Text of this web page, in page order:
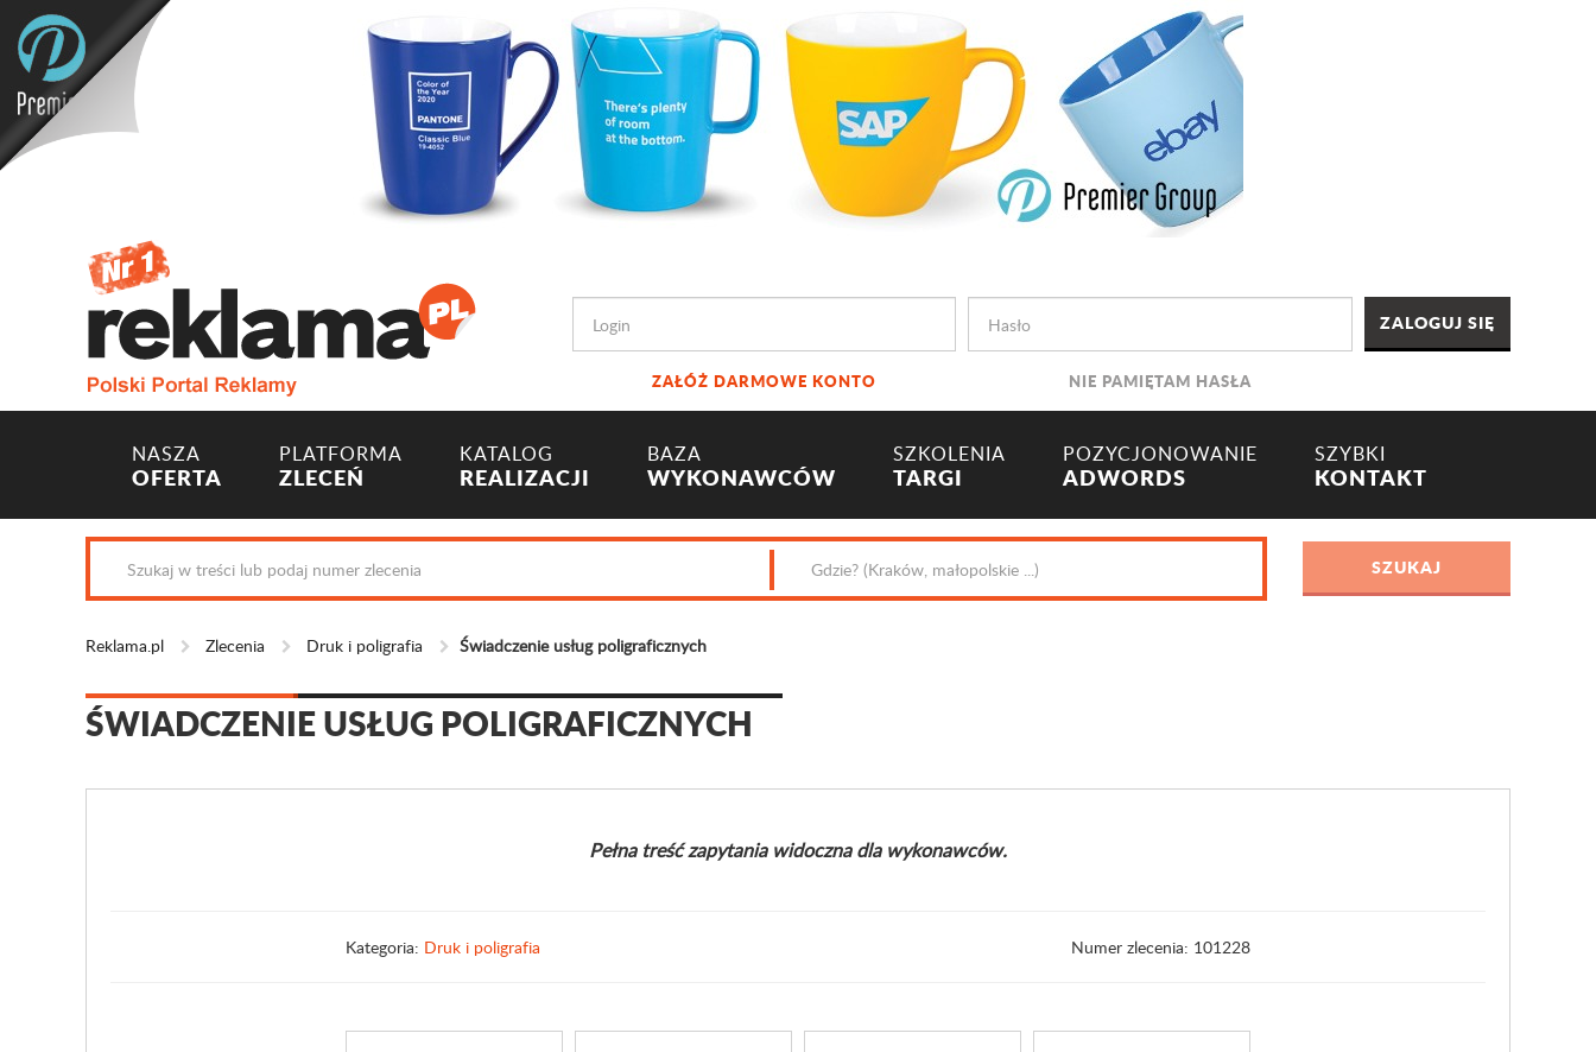
ZAŁÓŻ DARMOWE KONTO NIE PAMIĘTAM HASŁA
NASZA
OFERTA
PLATFORMA
ZLECEŃ
KATALOG
REALIZACJI
BAZA
WYKONAWCÓW
SZKOLENIA
TARGI
POZYCJONOWANIE
ADWORDS
SZYBKI
KONTAKT
Reklama.pl Zlecenia Druk i poligrafia Świadczenie usług poligraficznych
ŚWIADCZENIE USŁUG POLIGRAFICZNYCH
Pełna treść zapytania widoczna dla wykonawców.
Kategoria: Druk i poligrafia Numer zlecenia: 101228